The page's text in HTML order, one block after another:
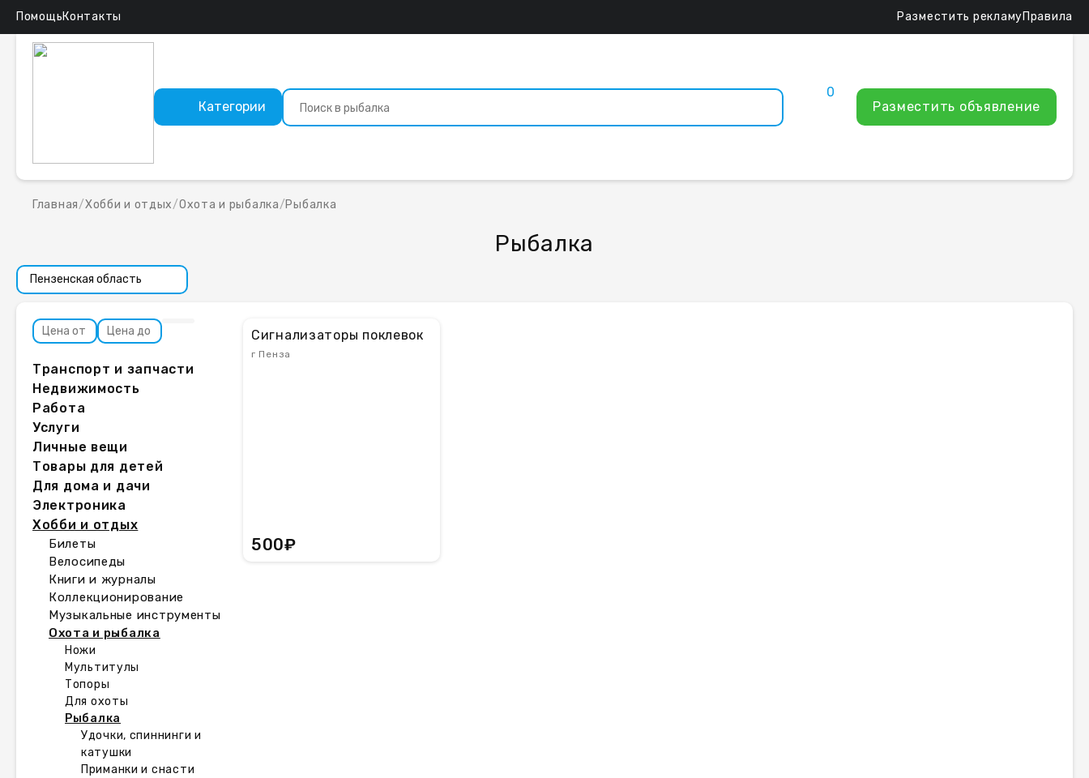
ПомощьКонтакты Разместить рекламуПравила
Категории
0
Разместить объявление
Главная/Хобби и отдых/Охота и рыбалка/Рыбалка
Рыбалка
Транспорт и запчасти
Недвижимость
Работа
Услуги
Личные вещи
Товары для детей
Для дома и дачи
Электроника
Хобби и отдых
Билеты
Велосипеды
Книги и журналы
Коллекционирование
Музыкальные инструменты
Охота и рыбалка
Ножи
Мультитулы
Топоры
Для охоты
Рыбалка
Удочки, спиннинги и
катушки
Приманки и снасти
Сигнализаторы поклевок
г Пенза
500₽